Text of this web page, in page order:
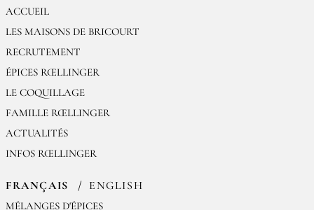
ACCUEIL
LES MAISONS DE BRICOURT
RECRUTEMENT
ÉPICES RŒLLINGER
LE COQUILLAGE
FAMILLE RŒLLINGER
ACTUALITÉS
INFOS RŒLLINGER
FRANÇAIS ENGLISH
MÉLANGES D'ÉPICES